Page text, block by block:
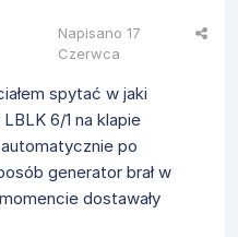
Napisano 17
Czerwca
spytać w jaki
LBLK 6/1 na klapie
po
generator brał w
dostawały